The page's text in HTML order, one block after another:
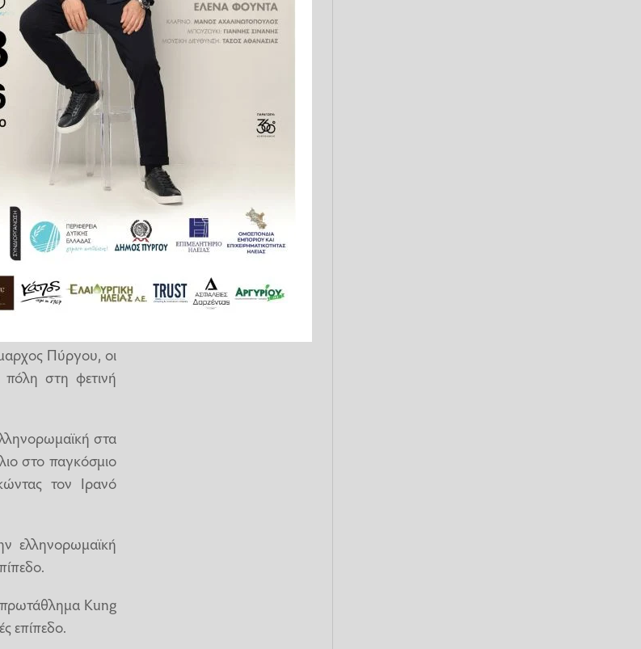
Στέφανος
Στάδιο η Εθνική
Τόκιο 2020,
Σπύρο Καπράλο,
ονόματα των
ημέρα
απο τις
6 θα είναι
Πύργου, οι
στη φετινή
στα
στο παγκόσμιο
τον Ιρανό
ελληνορωμαϊκή
Kung
επίπεδο.